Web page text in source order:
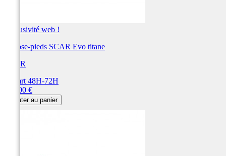
Exclusivité web !
Repose-pieds SCAR Evo titane
SCAR
Départ 48H-72H
115,00 €
Ajouter au panier